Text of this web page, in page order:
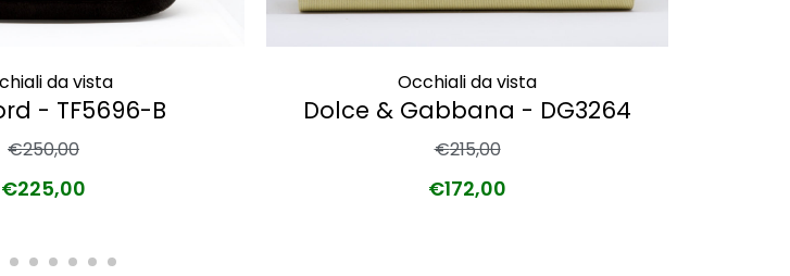
da vista
- TF5696-B
€250,00
€225,00
Occhiali da vista
Dolce & Gabbana - DG3264
€215,00
€172,00